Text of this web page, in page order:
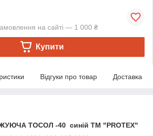
на сайті — 1 000 ₴
Купити
Відгуки про товар Доставка
ТОСОЛ -40 синій ТМ "PROTEX"